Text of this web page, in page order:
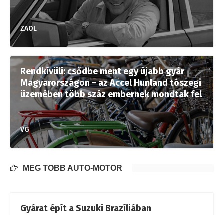
ZAOL
Rendkívüli: csődbe ment egy újabb gyár
Magyarországon − az Accel Hunland tószegi
üzemében több száz embernek mondtak fel
VG
MÉG TÖBB AUTÓ-MOTOR
Gyárat épít a Suzuki Brazíliában